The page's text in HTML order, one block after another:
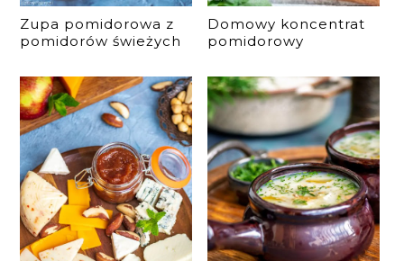
Zupa pomidorowa z
pomidorów świeżych
Domowy koncentrat
pomidorowy